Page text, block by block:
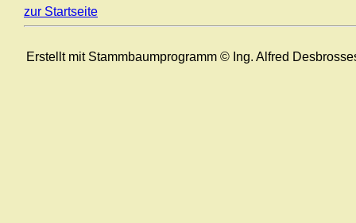
zur Startseite
Erstellt mit Stammbaumprogramm © Ing. Alfred